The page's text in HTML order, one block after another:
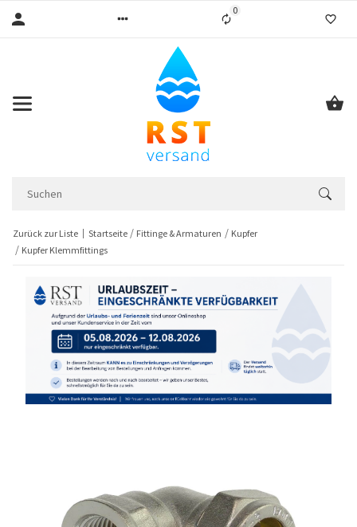
0Liste ist leer
Zurück zur Liste Startseite Fittinge & Armaturen
Kupfer
Kupfer Klemmfittings